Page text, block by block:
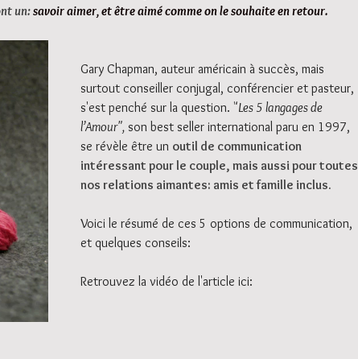
un: savoir aimer, et être aimé comme on le souhaite en retour.
Gary Chapman, auteur américain à succès, mais
surtout conseiller conjugal, conférencier et pasteur,
s'est penché sur la question. "Les 5 langages de
l’Amour", son best seller international paru en 1997,
se révèle être un outil de communication
intéressant pour le couple, mais aussi pour toutes
nos relations aimantes: amis et famille inclus.
Voici le résumé de ces 5 options de communication,
et quelques conseils:
Retrouvez la vidéo de l'article ici: